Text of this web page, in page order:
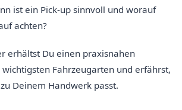
ist ein Pick-up sinnvoll und worauf
achten?
erhältst Du einen praxisnahen
Fahrzeugarten und erfährst,
Deinem Handwerk passt.